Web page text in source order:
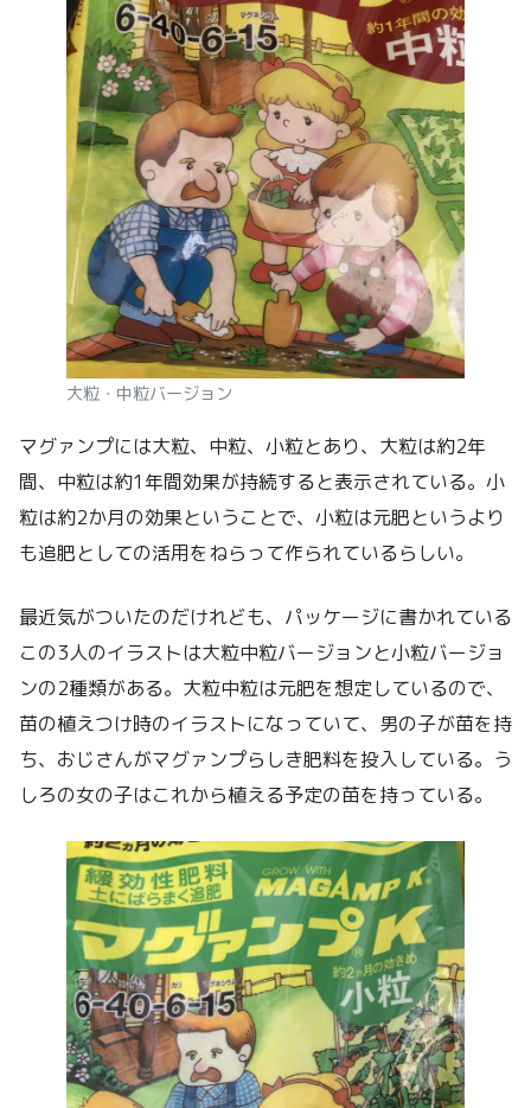
大粒・中粒バージョン
マグァンプには大粒、中粒、小粒とあり、大粒は約2年
間、中粒は約1年間効果が持続すると表示されている。小
粒は約2か月の効果ということで、小粒は元肥というより
も追肥としての活用をねらって作られているらしい。
最近気がついたのだけれども、パッケージに書かれている
この3人のイラストは大粒中粒バージョンと小粒バージョ
ンの2種類がある。大粒中粒は元肥を想定しているので、
苗の植えつけ時のイラストになっていて、男の子が苗を持
ち、おじさんがマグァンプらしき肥料を投入している。う
しろの女の子はこれから植える予定の苗を持っている。